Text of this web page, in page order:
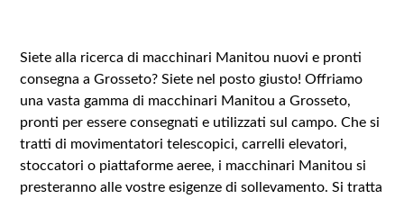
Siete alla ricerca di macchinari Manitou nuovi e pronti
consegna a Grosseto? Siete nel posto giusto! Offriamo
una vasta gamma di macchinari Manitou a Grosseto,
pronti per essere consegnati e utilizzati sul campo. Che si
tratti di movimentatori telescopici, carrelli elevatori,
stoccatori o piattaforme aeree, i macchinari Manitou si
presteranno alle vostre esigenze di sollevamento. Si tratta